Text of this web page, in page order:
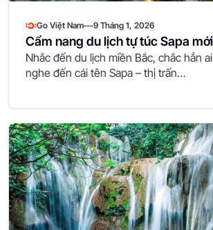
Go Việt Nam—9 Tháng 1, 2026
Cẩm nang du lịch tự túc Sapa
Nhắc đến du lịch miền Bắc, chắc hẳn
nghe đến cái tên Sapa – thị trấn…